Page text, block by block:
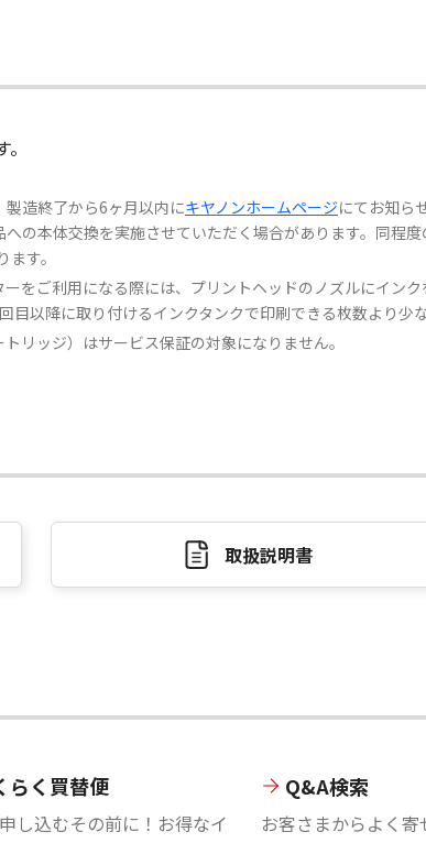
造終了から6ヶ月以内にキヤノンホームページにてお知ら
の本体交換を実施させていただく場合があります。同程
す。
をご利用になる際には、プリントヘッドのノズルにイン
以降に取り付けるインクタンクで印刷できる枚数より少な
リッジ）はサービス保証の対象になりません。
取扱説明書
らく買替便
し込むその前に！お得なイ
Q&A検索
お客さまからよく